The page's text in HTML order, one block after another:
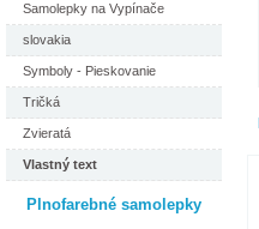
Samolepky na Vypínače
slovakia
Symboly - Pieskovanie
Tričká
Zvieratá
Vlastný text
Plnofarebné samolepky